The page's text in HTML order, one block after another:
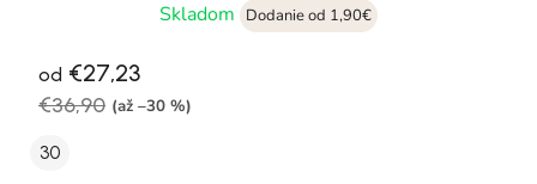
Skladom
Dodanie od 1,90€
od €27,23
€36,90 (až –30 %)
30